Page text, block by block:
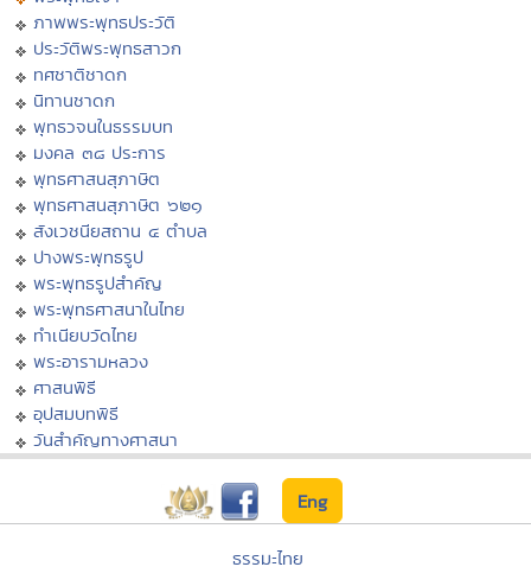
ภาพพระพุทธประวัติ
ประวัติพระพุทธสาวก
ทศชาติชาดก
นิทานชาดก
พุทธวจนในธรรมบท
มงคล ๓๘ ประการ
พุทธศาสนสุภาษิต
พุทธศาสนสุภาษิต ๖๒๑
สังเวชนียสถาน ๔ ตำบล
ปางพระพุทธรูป
พระพุทธรูปสำคัญ
พระพุทธศาสนาในไทย
ทำเนียบวัดไทย
พระอารามหลวง
ศาสนพิธี
อุปสมบทพิธี
วันสำคัญทางศาสนา
Eng
ธรรมะไทย